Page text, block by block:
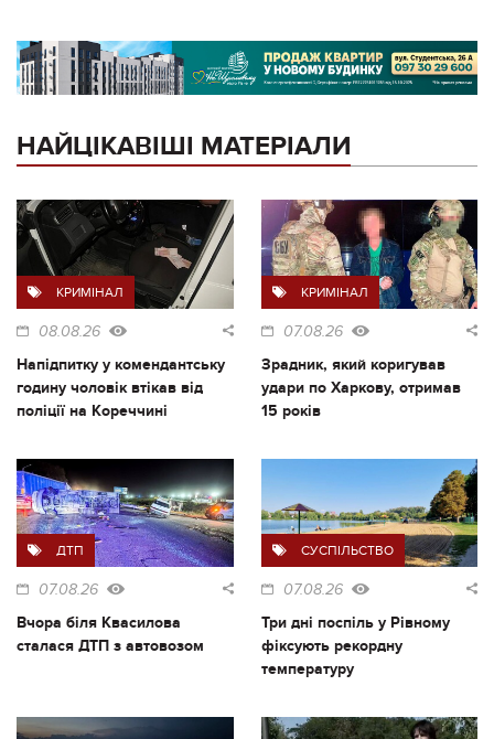
НАЙЦІКАВІШІ МАТЕРІАЛИ
КРИМІНАЛ
08.08.26
Напідпитку у комендантську
годину чоловік втікав від
поліції на Кореччині
КРИМІНАЛ
07.08.26
Зрадник, який коригував
удари по Харкову, отримав
15 років
ДТП
07.08.26
Вчора біля Квасилова
сталася ДТП з автовозом
СУСПІЛЬСТВО
07.08.26
Три дні поспіль у Рівному
фіксують рекордну
температуру